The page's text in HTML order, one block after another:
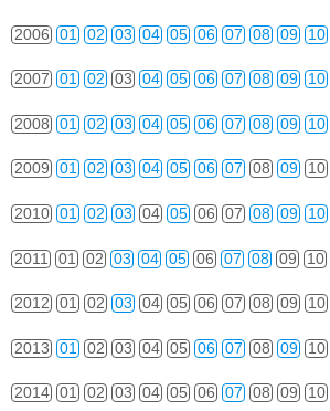
2006 01 02 03 04 05 06 07 08 09 10
2007 01 02 03 04 05 06 07 08 09 10
2008 01 02 03 04 05 06 07 08 09 10
2009 01 02 03 04 05 06 07 08 09 10
2010 01 02 03 04 05 06 07 08 09 10
2011 01 02 03 04 05 06 07 08 09 10
2012 01 02 03 04 05 06 07 08 09 10
2013 01 02 03 04 05 06 07 08 09 10
2014 01 02 03 04 05 06 07 08 09 10